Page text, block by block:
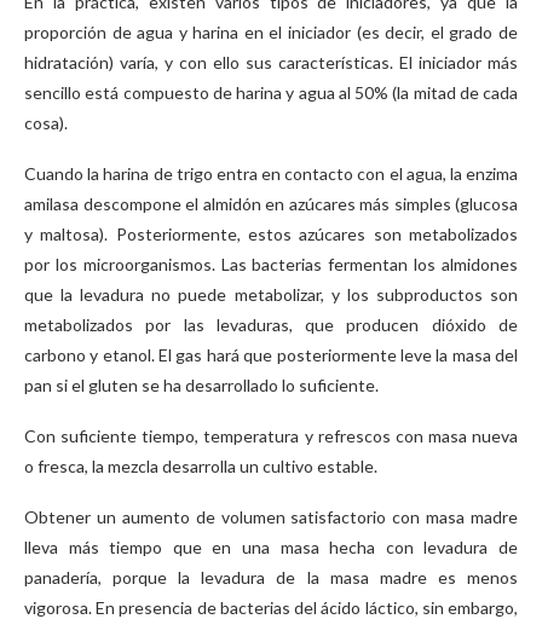
proporción de agua y harina en el iniciador (es decir, el grado de
hidratación) varía, y con ello sus características. El iniciador más
sencillo está compuesto de harina y agua al 50% (la mitad de cada
cosa).
Cuando la harina de trigo entra en contacto con el agua, la enzima
amilasa descompone el almidón en azúcares más simples (glucosa
y maltosa). Posteriormente, estos azúcares son metabolizados
por los microorganismos. Las bacterias fermentan los almidones
que la levadura no puede metabolizar, y los subproductos son
metabolizados por las levaduras, que producen dióxido de
carbono y etanol. El gas hará que posteriormente leve la masa del
pan si el gluten se ha desarrollado lo suficiente.
Con suficiente tiempo, temperatura y refrescos con masa nueva
o fresca, la mezcla desarrolla un cultivo estable.
Obtener un aumento de volumen satisfactorio con masa madre
lleva más tiempo que en una masa hecha con levadura de
panadería, porque la levadura de la masa madre es menos
vigorosa. En presencia de bacterias del ácido láctico, sin embargo,